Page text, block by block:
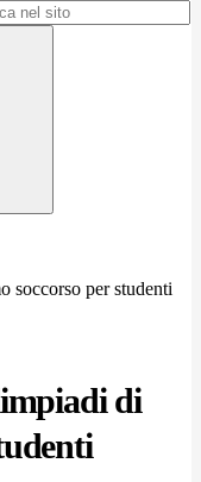
soccorso per studenti
di